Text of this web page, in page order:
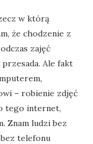
w którą
że chodzenie z
zajęć
Ale fakt
– robienie zdjęć
tego internet,
Znam ludzi bez
telefonu